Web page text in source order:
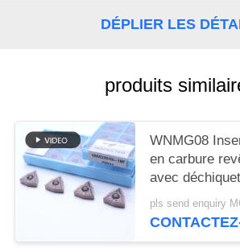
DÉPLIER LES
produits
WNMG08
en carbure
avec
pour l'acier et
pls send enquiry